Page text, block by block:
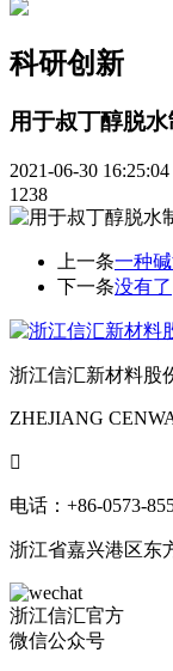
科研创新
用于叔丁醇脱
2021-06-30 16:25:04
1238
上一条一种
下一条没有了
浙江信汇新材料股
ZHEJIANG

电话：+86-0573-
浙江省嘉兴港区东
浙江信汇官方
微信公众号